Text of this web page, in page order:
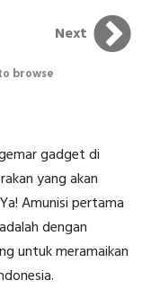
Next
browse
gadget di
yang akan
Amunisi pertama
dengan
untuk meramaikan